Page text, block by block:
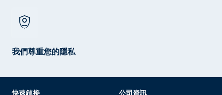
shield_person
我們尊重您的隱私
快速鏈接 公司資訊